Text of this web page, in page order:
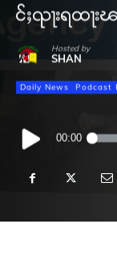
င်ႈၺႃးရထႃးၽ
Hosted by
SHAN
Daily News Podcast
Audio
Player
00:00